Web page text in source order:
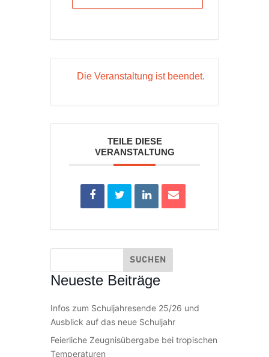
Die Veranstaltung ist beendet.
TEILE DIESE
VERANSTALTUNG
Neueste Beiträge
Infos zum Schuljahresende 25/26 und
Ausblick auf das neue Schuljahr
Feierliche Zeugnisübergabe bei tropischen
Temperaturen